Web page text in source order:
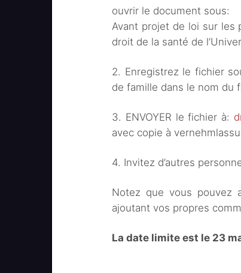
ouvrir le document sous:
Avant projet de loi sur les
droit de la santé de
2. Enregistrez le fichier
de famille dans le nom du
3. ENVOYER le fichier à:
avec copie à
4. Invitez d’autres
Notez que vous pouvez
ajoutant vos propres
La date limite est le 23